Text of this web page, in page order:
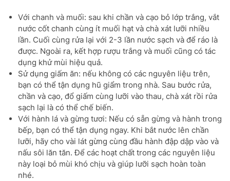
Với chanh và muối: sau khi chần và cạo bỏ lớp trắng, vắt
nước cốt chanh cùng ít muối hạt và chà xát lưỡi nhiều
lần. Cuối cùng rửa lại với 2-3 lần nước sạch và để ráo là
được. Ngoài ra, kết hợp rượu trắng và muối cũng có tác
dụng khử mùi hiệu quả.
Sử dụng giấm ăn: nếu không có các nguyên liệu trên,
bạn có thể tận dụng hũ giẩm trong nhà. Sau bước rửa,
chần và cạo, đổ giấm cùng lưỡi vào thau, chà xát rồi rửa
sạch lại là có thể chế biến.
Với hành lá và gừng tươi: Nếu có sẵn gừng và hành trong
bếp, bạn có thể tận dụng ngay. Khi bắt nước lên chần
lưỡi, hãy cho vài lát gừng cùng đầu hành đập dập vào và
nấu sôi lăn tăn. Để các hoạt chất trong các nguyên liệu
này loại bỏ mùi khó chịu và giúp lưỡi sạch hoàn toàn
nhé.